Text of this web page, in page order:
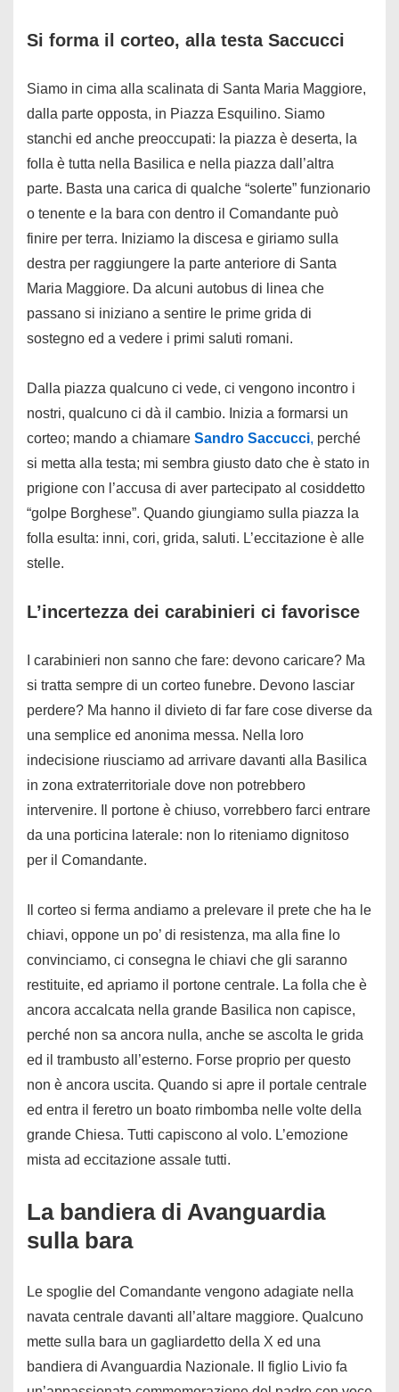
Si forma il corteo, alla testa Saccucci
Siamo in cima alla scalinata di Santa Maria Maggiore,
dalla parte opposta, in Piazza Esquilino. Siamo
stanchi ed anche preoccupati: la piazza è deserta, la
folla è tutta nella Basilica e nella piazza dall’altra
parte. Basta una carica di qualche “solerte” funzionario
o tenente e la bara con dentro il Comandante può
finire per terra. Iniziamo la discesa e giriamo sulla
destra per raggiungere la parte anteriore di Santa
Maria Maggiore. Da alcuni autobus di linea che
passano si iniziano a sentire le prime grida di
sostegno ed a vedere i primi saluti romani.
Dalla piazza qualcuno ci vede, ci vengono incontro i
nostri, qualcuno ci dà il cambio. Inizia a formarsi un
corteo; mando a chiamare Sandro Saccucci, perché
si metta alla testa; mi sembra giusto dato che è stato in
prigione con l’accusa di aver partecipato al cosiddetto
“golpe Borghese”. Quando giungiamo sulla piazza la
folla esulta: inni, cori, grida, saluti. L’eccitazione è alle
stelle.
L’incertezza dei carabinieri ci favorisce
I carabinieri non sanno che fare: devono caricare? Ma
si tratta sempre di un corteo funebre. Devono lasciar
perdere? Ma hanno il divieto di far fare cose diverse da
una semplice ed anonima messa. Nella loro
indecisione riusciamo ad arrivare davanti alla Basilica
in zona extraterritoriale dove non potrebbero
intervenire. Il portone è chiuso, vorrebbero farci entrare
da una porticina laterale: non lo riteniamo dignitoso
per il Comandante.
Il corteo si ferma andiamo a prelevare il prete che ha le
chiavi, oppone un po’ di resistenza, ma alla fine lo
convinciamo, ci consegna le chiavi che gli saranno
restituite, ed apriamo il portone centrale. La folla che è
ancora accalcata nella grande Basilica non capisce,
perché non sa ancora nulla, anche se ascolta le grida
ed il trambusto all’esterno. Forse proprio per questo
non è ancora uscita. Quando si apre il portale centrale
ed entra il feretro un boato rimbomba nelle volte della
grande Chiesa. Tutti capiscono al volo. L’emozione
mista ad eccitazione assale tutti.
La bandiera di Avanguardia
sulla bara
Le spoglie del Comandante vengono adagiate nella
navata centrale davanti all’altare maggiore. Qualcuno
mette sulla bara un gagliardetto della X ed una
bandiera di Avanguardia Nazionale. Il figlio Livio fa